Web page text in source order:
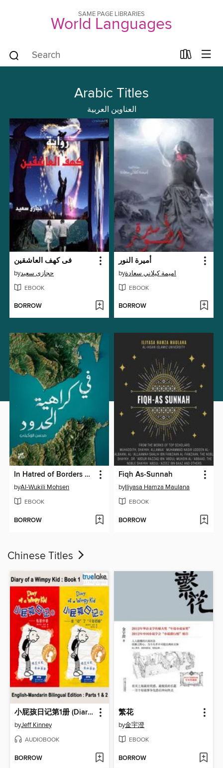
SAME PAGE LIBRARIES
World Languages
Arabic Titles
العناوين العربية
فى كهف العاشقين
byحجازى سعيد
EBOOK
BORROW
أميرة النور
byاميمة كيلاني سعادة
EBOOK
BORROW
In Hatred of Borders arabic
byAl-Wukili Mohsen
EBOOK
BORROW
Fiqh As-Sunnah
byIliyasa Hamza Maulana
EBOOK
BORROW
Chinese Titles
小屁孩日记第1册 (Diary of a Wimpy Kid)
byJeff Kinney
AUDIOBOOK
BORROW
繁花
by金宇澄
EBOOK
BORROW